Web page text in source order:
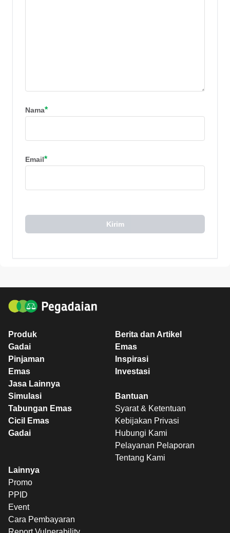
Nama*
Email*
Kirim
Produk
Gadai
Pinjaman
Emas
Jasa Lainnya
Berita dan Artikel
Emas
Inspirasi
Investasi
Simulasi
Tabungan Emas
Cicil Emas
Gadai
Bantuan
Syarat & Ketentuan
Kebijakan Privasi
Hubungi Kami
Pelayanan Pelaporan
Tentang Kami
Lainnya
Promo
PPID
Event
Cara Pembayaran